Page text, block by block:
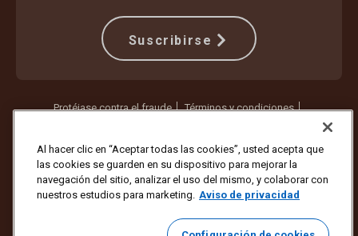
Suscribirse
Protéjase contra el fraude
Términos y condiciones
Copyright ©1994 - 2026 United Parcel Service of America, Inc. Todos
los derechos reservados. ¿Ya no quiere recibir actualizaciones por
correo electrónico?
Cancelar la suscripción aquí
Para actualizar todas las demás preferencias de correo electrónico o
Al hacer clic en “Aceptar todas las cookies”, usted acepta que
las cookies se guarden en su dispositivo para mejorar la
navegación del sitio, analizar el uso del mismo, y colaborar con
nuestros estudios para marketing. Aviso de privacidad